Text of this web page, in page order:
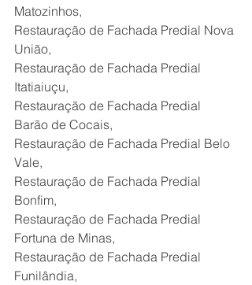
Matozinhos,
Restauração de Fachada Predial Nova
União,
Restauração de Fachada Predial
Itatiaiuçu,
Restauração de Fachada Predial
Barão de Cocais,
Restauração de Fachada Predial Belo
Vale,
Restauração de Fachada Predial
Bonfim,
Restauração de Fachada Predial
Fortuna de Minas,
Restauração de Fachada Predial
Funilândia,